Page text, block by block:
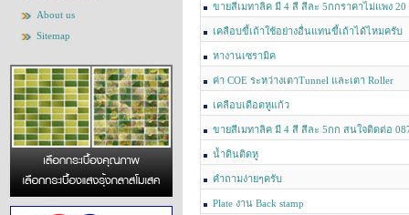
About us
Sitemap
ขายสีเมทาลิค มี 4 สี สีละ 5กกราคาไม่แพง 20
สนใจติดต่อ 087 -0015317
เคลือบขี้เถ้าใช้อย่างอื่นแทนขี้เถ้าได้ไหมครับ
หางานเซรามิค
ค่า COE ระหว่างเตาTunnel และเตา Roller
เคลือบเดือดหูแก้ว
ขายสีเมทาลิค มี 4 สี สีละ 5กก สนใจติดต่อ
น้ำดินติดหู
คำถามง่ายๆครับ
Plate งาน Back stamp